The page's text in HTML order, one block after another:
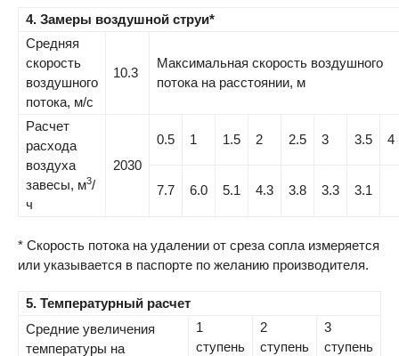
4. Замеры воздушной струи*
Средняя
скорость
воздушного
потока, м/с
10.3
Максимальная скорость воздушного
потока на расстоянии, м
Расчет
расхода
воздуха
завесы, м3/
ч
2030
0.5 1 1.5 2 2.5 3 3.5 4
7.7 6.0 5.1 4.3 3.8 3.3 3.1
* Скорость потока на удалении от среза сопла измеряется
или указывается в паспорте по желанию производителя.
5. Температурный расчет
Средние увеличения
температуры на
1
ступень
2
ступень
3
ступень